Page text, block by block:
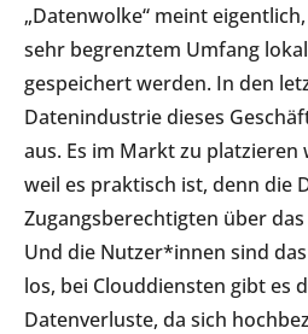
„Datenwolke“ meint
sehr begrenztem Umfang
gespeichert werden. In den
Datenindustrie dieses
aus. Es im Markt zu platzieren
weil es praktisch ist, denn die
Zugangsberechtigten über
Und die Nutzer*innen sind
los, bei Clouddiensten gibt es
Datenverluste, da sich